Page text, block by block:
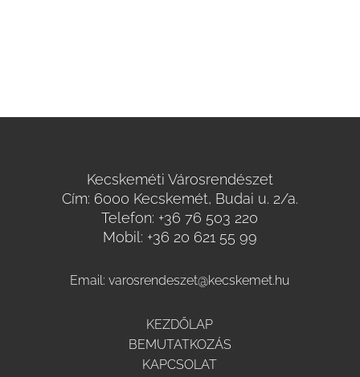
Kecskeméti Városrendészet
Cím: 6000 Kecskemét, Budai u. 2/a.
Telefon: +36 76 503 220
Mobil: +36 20 621 55 99
Email:varosrendeszet@kecskemet.hu
KEZDŐLAP
BEMUTATKOZÁS
KAPCSOLAT